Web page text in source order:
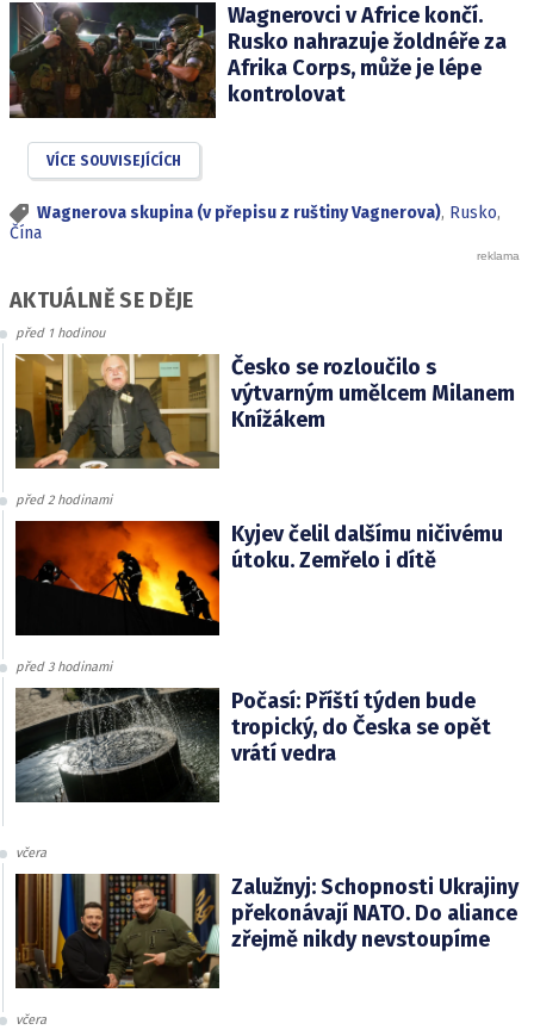
Wagnerovci v Africe končí.
Rusko nahrazuje žoldnéře za
Afrika Corps, může je lépe
kontrolovat
VÍCE SOUVISEJÍCÍCH
Wagnerova skupina (v přepisu z ruštiny Vagnerova), Rusko,
Čína
AKTUÁLNĚ SE DĚJE
před 1 hodinou
Česko se rozloučilo s
výtvarným umělcem Milanem
Knížákem
před 2 hodinami
Kyjev čelil dalšímu ničivému
útoku. Zemřelo i dítě
před 3 hodinami
Počasí: Příští týden bude
tropický, do Česka se opět
vrátí vedra
včera
Zalužnyj: Schopnosti Ukrajiny
překonávají NATO. Do aliance
zřejmě nikdy nevstoupíme
včera